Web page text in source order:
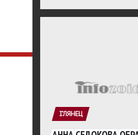
ГЛЯНЕЦ